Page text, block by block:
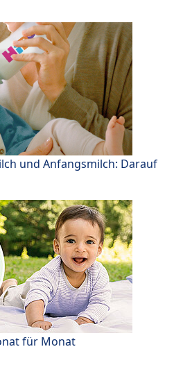
und Anfangsmilch: Darauf
für Monat